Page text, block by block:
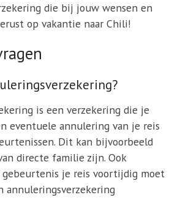
die bij jouw wensen en
op vakantie naar Chili!
is een verzekering die je
eventuele annulering van je reis
Dit kan bijvoorbeeld
directe familie zijn. Ook
je reis voortijdig moet
annuleringsverzekering